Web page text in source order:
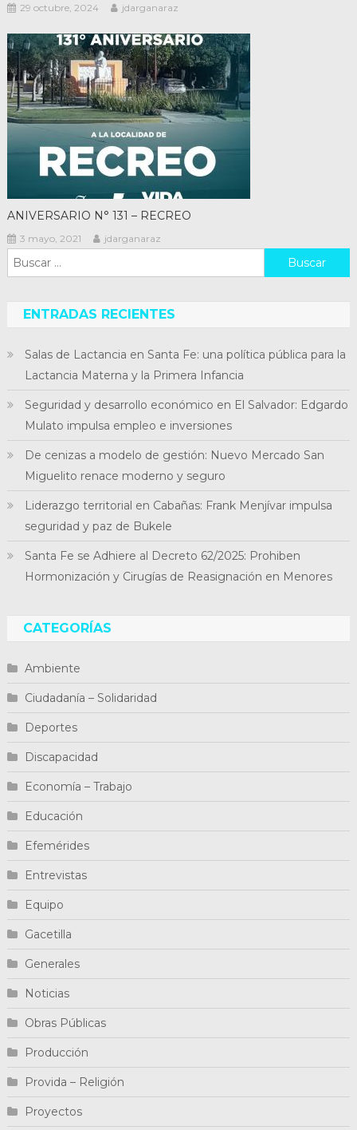
29 octubre, 2024 jdarganaraz
ANIVERSARIO N° 131 – RECREO
3 mayo, 2021 jdarganaraz
Buscar:
ENTRADAS RECIENTES
Salas de Lactancia en Santa Fe: una política pública para la
Lactancia Materna y la Primera Infancia
Seguridad y desarrollo económico en El Salvador: Edgardo
Mulato impulsa empleo e inversiones
De cenizas a modelo de gestión: Nuevo Mercado San
Miguelito renace moderno y seguro
Liderazgo territorial en Cabañas: Frank Menjívar impulsa
seguridad y paz de Bukele
Santa Fe se Adhiere al Decreto 62/2025: Prohiben
Hormonización y Cirugías de Reasignación en Menores
CATEGORÍAS
Ambiente
Ciudadanía – Solidaridad
Deportes
Discapacidad
Economía – Trabajo
Educación
Efemérides
Entrevistas
Equipo
Gacetilla
Generales
Noticias
Obras Públicas
Producción
Provida – Religión
Proyectos